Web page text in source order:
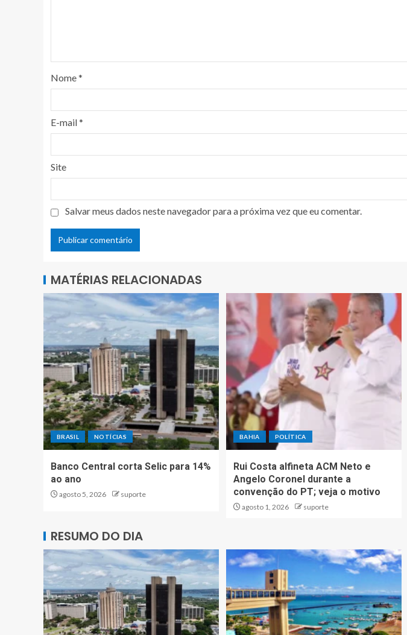
Nome*
E-mail*
Site
Salvar meus dados neste navegador para a próxima vez que eu comentar.
MATÉRIAS RELACIONADAS
BRASIL NOTÍCIAS
Banco Central corta Selic para 14%
ao ano
agosto 5, 2026 suporte
BAHIA POLÍTICA
Rui Costa alfineta ACM Neto e
Angelo Coronel durante a
convenção do PT; veja o motivo
agosto 1, 2026 suporte
RESUMO DO DIA